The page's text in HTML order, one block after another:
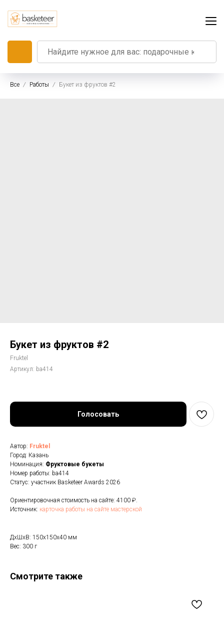
Все Работы Букет из фруктов #2
Букет из фруктов #2
Fruktel
Артикул: ba414
Голосовать
Автор: Fruktel
Город: Казань
Номинация: Фруктовые букеты
Номер работы: ba414
Статус: участник Basketeer Awards 2026
Ориентировочная стоимость на сайте: 4100 ₽.
Источник: карточка работы на сайте мастерской
ДxШxВ: 150x150x40 мм
Вес: 300 г
Смотрите также